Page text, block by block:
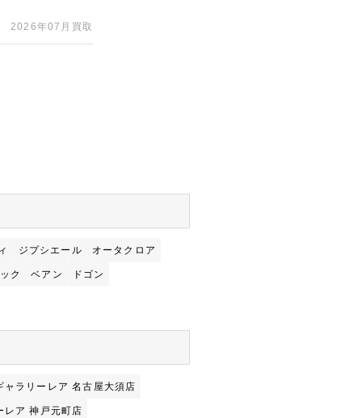
2026年07月買取
ジプシエール オータクロア
ク ベアン ドゴン
ャラリーレア 名古屋大須店
レア 神戸元町店